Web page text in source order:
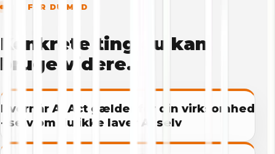
DET FÅR DU MED
Konkrete ting du kan
bruge videre.
Hvornår Ai Act gælder for din virksomhed
- selv om du ikke laver Ai selv